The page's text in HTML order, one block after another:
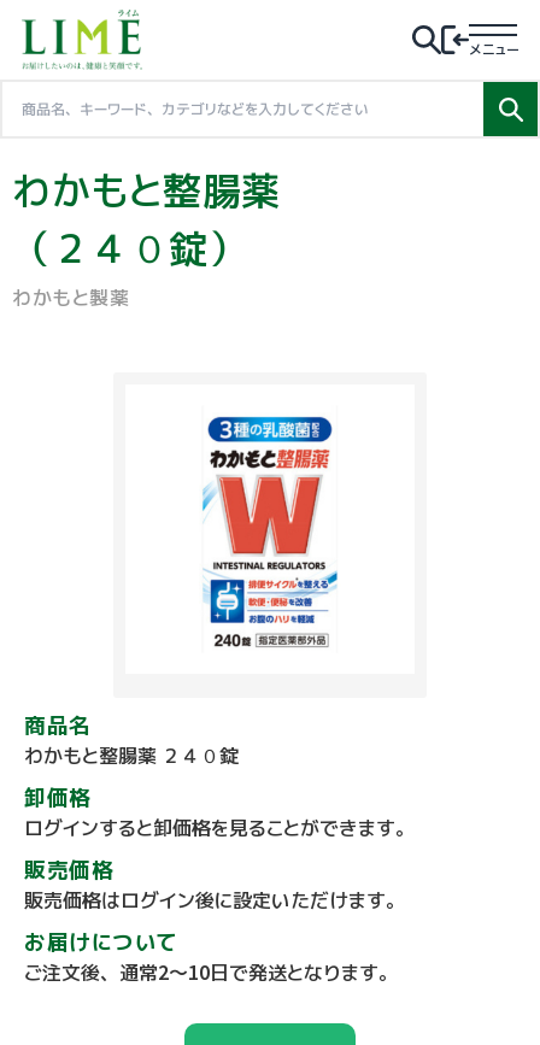
メニュー
わかもと整腸薬
（２４０錠）
わかもと製薬
商品名
わかもと整腸薬 ２４０錠
卸価格
ログインすると卸価格を見ることができます。
販売価格
販売価格はログイン後に設定いただけます。
お届けについて
ご注文後、通常2～10日で発送となります。